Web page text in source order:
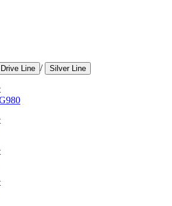
Drive Line / Silver Line